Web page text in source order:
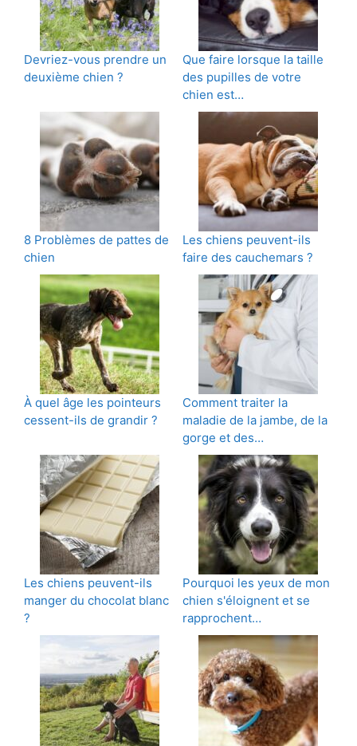
Devriez-vous prendre un
deuxième chien ?
Que faire lorsque la taille
des pupilles de votre
chien est…
8 Problèmes de pattes de
chien
Les chiens peuvent-ils
faire des cauchemars ?
À quel âge les pointeurs
cessent-ils de grandir ?
Comment traiter la
maladie de la jambe, de la
gorge et des…
Les chiens peuvent-ils
manger du chocolat blanc
?
Pourquoi les yeux de mon
chien s'éloignent et se
rapprochent…